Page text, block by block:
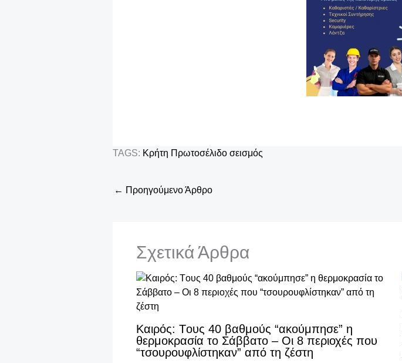
TAGS: Κρήτη Πρωτοσέλιδο σεισμός
← Προηγούμενο Άρθρο
Σχετικά Άρθρα
Καιρός: Tους 40 βαθμούς “ακούμπησε” η
θερμοκρασία το Σάββατο – Οι 8 περιοχές που
“τσουρουφλίστηκαν” από τη ζέστη